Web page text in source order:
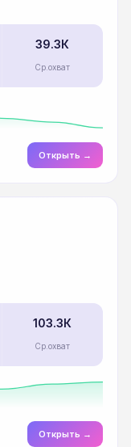
39.3К
Ср.охват
Открыть →
103.3К
Ср.охват
Открыть →